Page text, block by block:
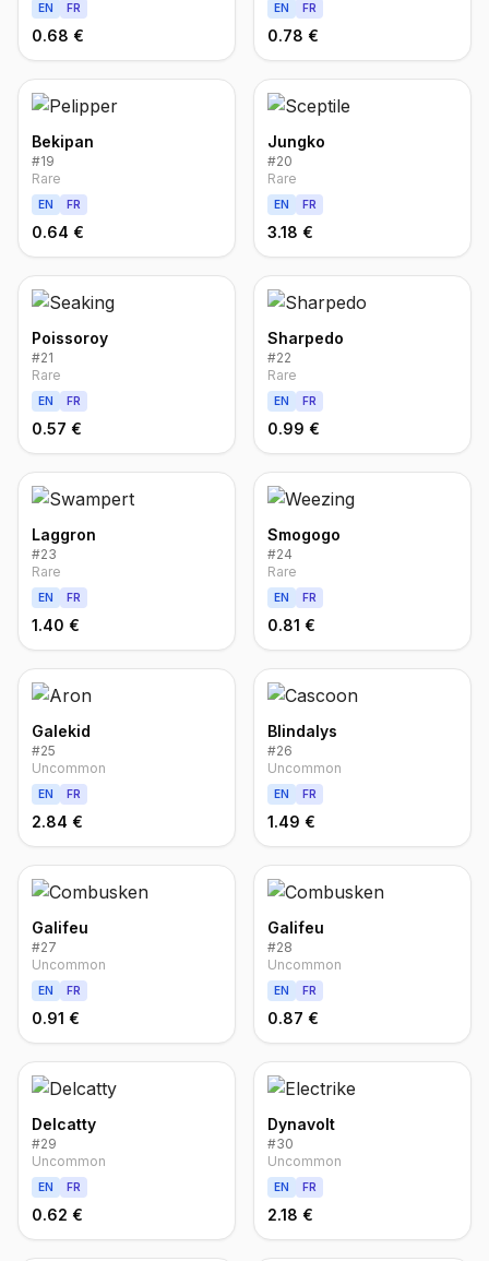
EN FR
0.68 €
EN FR
0.78 €
Bekipan
#19
Rare
EN FR
0.64 €
Jungko
#20
Rare
EN FR
3.18 €
Poissoroy
#21
Rare
EN FR
0.57 €
Sharpedo
#22
Rare
EN FR
0.99 €
Laggron
#23
Rare
EN FR
1.40 €
Smogogo
#24
Rare
EN FR
0.81 €
Galekid
#25
Uncommon
EN FR
2.84 €
Blindalys
#26
Uncommon
EN FR
1.49 €
Galifeu
#27
Uncommon
EN FR
0.91 €
Galifeu
#28
Uncommon
EN FR
0.87 €
Delcatty
#29
Uncommon
EN FR
0.62 €
Dynavolt
#30
Uncommon
EN FR
2.18 €